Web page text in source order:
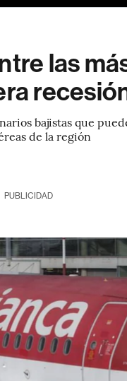
las
bajistas que
de la región
PUBLICIDAD